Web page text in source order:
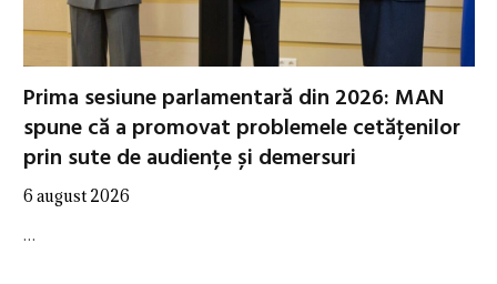
Prima sesiune parlamentară din 2026: MAN
spune că a promovat problemele cetățenilor
prin sute de audiențe și demersuri
6 august 2026
…